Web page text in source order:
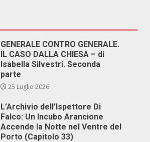
GENERALE CONTRO GENERALE.
IL CASO DALLA CHIESA – di
Isabella Silvestri. Seconda
parte
25 Luglio 2026
L’Archivio dell’Ispettore Di
Falco: Un Incubo Arancione
Accende la Notte nel Ventre del
Porto (Capitolo 33)